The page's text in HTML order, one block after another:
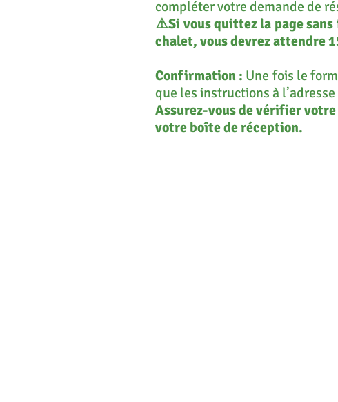
compléter votre demande de
⚠️Si vous quittez la page
chalet, vous devrez attendre
Confirmation : Une fois le
que les instructions à
Assurez-vous de vérifier
votre boîte de réception.